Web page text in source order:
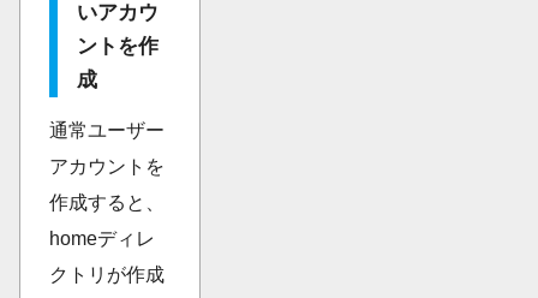
いアカウ
ントを作
成
通常ユーザー
アカウントを
作成すると、
homeディレ
クトリが作成